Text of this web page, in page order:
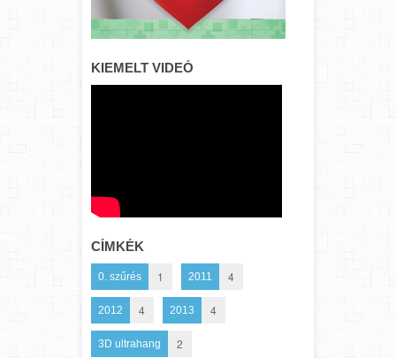
KIEMELT VIDEÓ
CÍMKÉK
0. szűrés 1 2011 4
2012 4 2013 4
3D ultrahang 2